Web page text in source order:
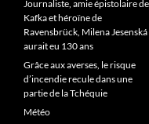
Journaliste, amie épistolaire de
Kafka et héroïne de
Ravensbrück, Milena Jesenská
aurait eu 130 ans
Grâce aux averses, le risque
d’incendie recule dans une
partie de la Tchéquie
Météo